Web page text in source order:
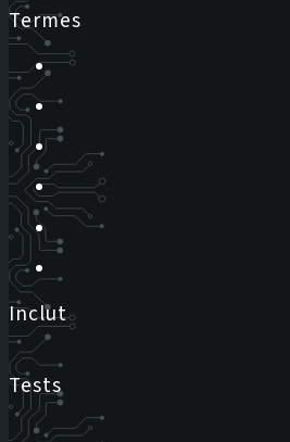
Termes
Inclut
Tests